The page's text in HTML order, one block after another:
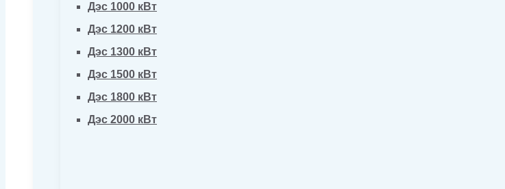
Дэс 1000 кВт
Дэс 1200 кВт
Дэс 1300 кВт
Дэс 1500 кВт
Дэс 1800 кВт
Дэс 2000 кВт